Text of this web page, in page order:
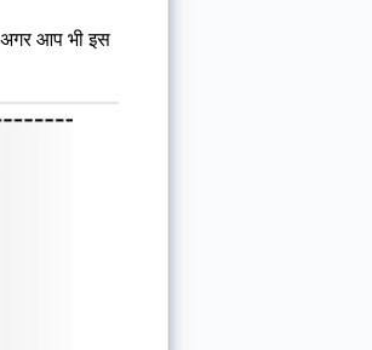
अगर आप भी इस